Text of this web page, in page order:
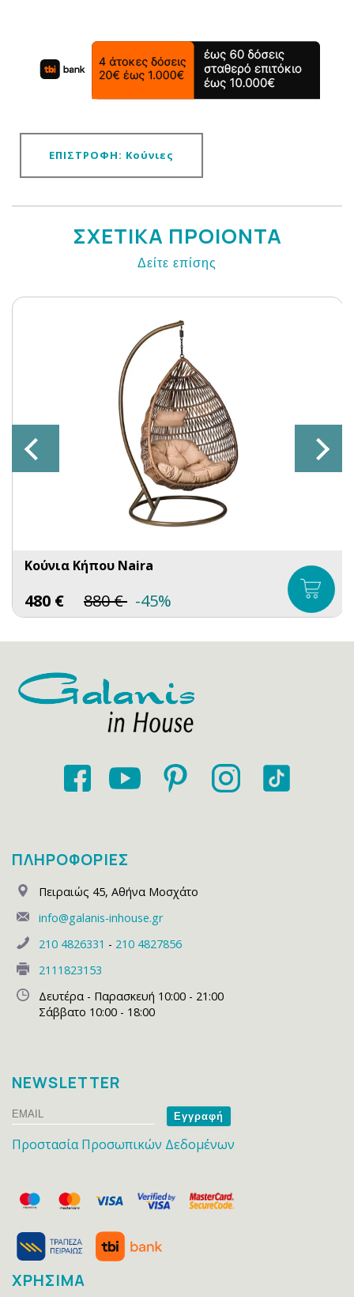
ΕΠΙΣΤΡΟΦΗ: Κούνιες
ΣΧΕΤΙΚΑ ΠΡΟΙΟΝΤΑ
Δείτε επίσης
Κούνια Κήπου Naira
480 € 880€ -45%
ΠΛΗΡΟΦΟΡΙΕΣ
Πειραιώς 45, Αθήνα Μοσχάτο
info@galanis-inhouse.gr
210 4826331 - 210 4827856
2111823153
Δευτέρα - Παρασκευή 10:00 - 21:00
Σάββατο 10:00 - 18:00
NEWSLETTER
Email
Name
Προστασία Προσωπικών Δεδομένων
ΧΡΗΣΙΜΑ